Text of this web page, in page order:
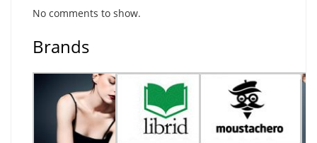
No comments to show.
Brands